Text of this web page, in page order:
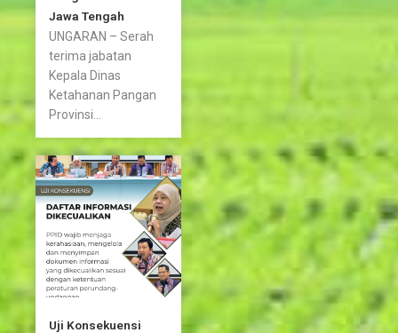
Jawa Tengah
UNGARAN – Serah
terima jabatan
Kepala Dinas
Ketahanan Pangan
Provinsi...
Uji Konsekuensi